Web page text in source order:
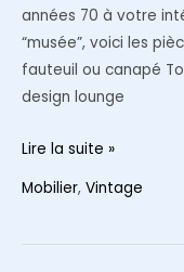
années 70 à votre
“musée”, voici les
fauteuil ou canapé
design lounge
Décoration
Lire la suite »
Mobilier, Vintage